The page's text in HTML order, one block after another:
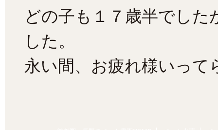
どの子も１７歳半でし
した。
永い間、お疲れ様いって